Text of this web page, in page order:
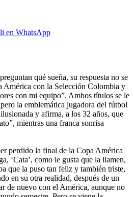
en WhatsApp
qué sueña, su respuesta no se
América con la Selección Colombia y
con mi equipo”. Ambos títulos se le
la emblemática jugadora del fútbol
y afirma, a los 32 años, que
mientras una franca sonrisa
perdido la final de la Copa América
‘Cata’, como le gusta que la llamen,
que la puso tan feliz y también triste,
en su otra realidad, después de un
de nuevo con el América, aunque no